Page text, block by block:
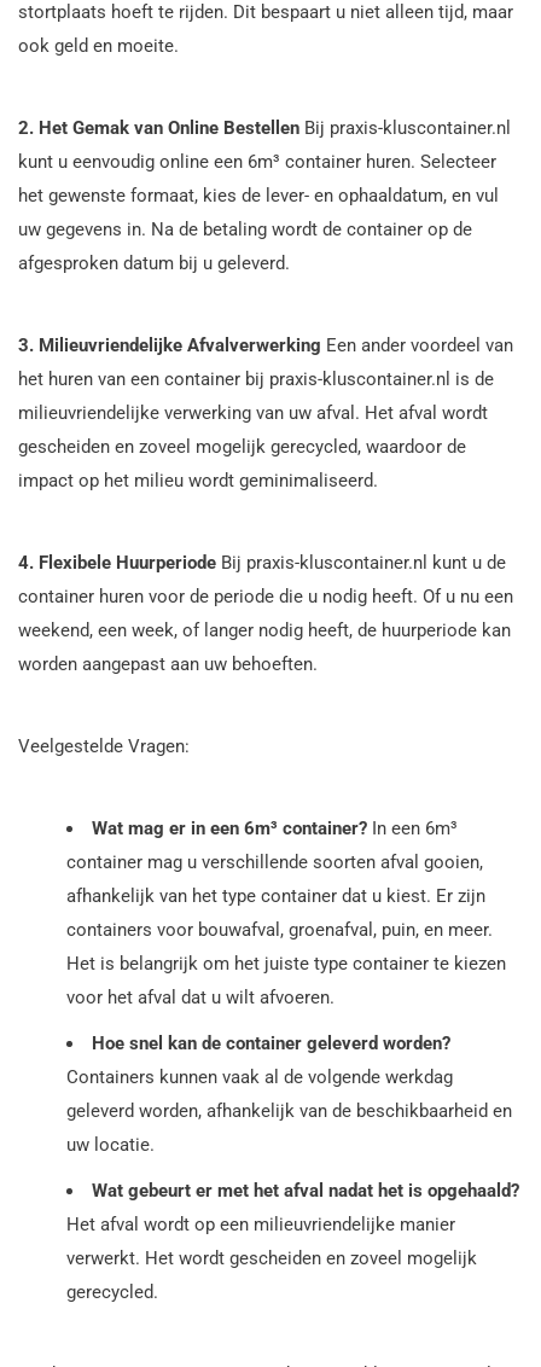
stortplaats hoeft te rijden. Dit bespaart u niet alleen tijd, maar
ook geld en moeite.
2. Het Gemak van Online Bestellen Bij praxis-kluscontainer.nl
kunt u eenvoudig online een 6m³ container huren. Selecteer
het gewenste formaat, kies de lever- en ophaaldatum, en vul
uw gegevens in. Na de betaling wordt de container op de
afgesproken datum bij u geleverd.
3. Milieuvriendelijke Afvalverwerking Een ander voordeel van
het huren van een container bij praxis-kluscontainer.nl is de
milieuvriendelijke verwerking van uw afval. Het afval wordt
gescheiden en zoveel mogelijk gerecycled, waardoor de
impact op het milieu wordt geminimaliseerd.
4. Flexibele Huurperiode Bij praxis-kluscontainer.nl kunt u de
container huren voor de periode die u nodig heeft. Of u nu een
weekend, een week, of langer nodig heeft, de huurperiode kan
worden aangepast aan uw behoeften.
Veelgestelde Vragen:
Wat mag er in een 6m³ container? In een 6m³
container mag u verschillende soorten afval gooien,
afhankelijk van het type container dat u kiest. Er zijn
containers voor bouwafval, groenafval, puin, en meer.
Het is belangrijk om het juiste type container te kiezen
voor het afval dat u wilt afvoeren.
Hoe snel kan de container geleverd worden?
Containers kunnen vaak al de volgende werkdag
geleverd worden, afhankelijk van de beschikbaarheid en
uw locatie.
Wat gebeurt er met het afval nadat het is opgehaald?
Het afval wordt op een milieuvriendelijke manier
verwerkt. Het wordt gescheiden en zoveel mogelijk
gerecycled.